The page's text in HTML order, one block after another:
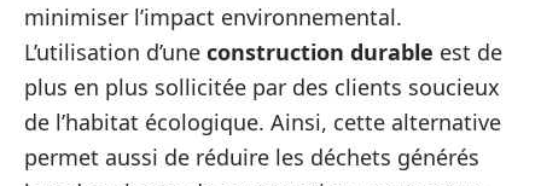
minimiser l’impact environnemental.
L’utilisation d’une construction durable est de
plus en plus sollicitée par des clients soucieux
de l’habitat écologique. Ainsi, cette alternative
permet aussi de réduire les déchets générés